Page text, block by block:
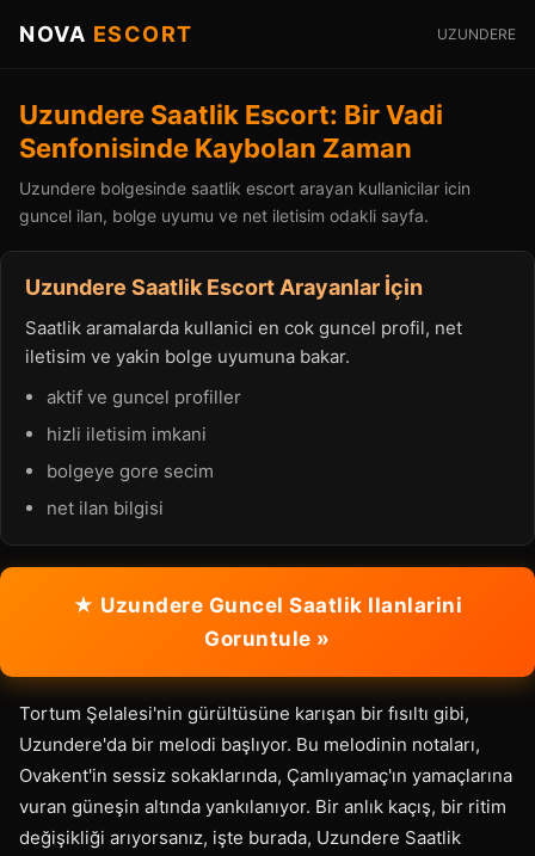
NOVA ESCORT UZUNDERE
Uzundere Saatlik Escort: Bir Vadi
Senfonisinde Kaybolan Zaman
Uzundere bolgesinde saatlik escort arayan kullanicilar icin
guncel ilan, bolge uyumu ve net iletisim odakli sayfa.
Uzundere Saatlik Escort Arayanlar İçin
Saatlik aramalarda kullanici en cok guncel profil, net
iletisim ve yakin bolge uyumuna bakar.
aktif ve guncel profiller
hizli iletisim imkani
bolgeye gore secim
net ilan bilgisi
★ Uzundere Guncel Saatlik Ilanlarini
Goruntule »
Tortum Şelalesi'nin gürültüsüne karışan bir fısıltı gibi,
Uzundere'da bir melodi başlıyor. Bu melodinin notaları,
Ovakent'in sessiz sokaklarında, Çamlıyamaç'ın yamaçlarına
vuran güneşin altında yankılanıyor. Bir anlık kaçış, bir ritim
değişikliği arıyorsanız, işte burada, Uzundere Saatlik